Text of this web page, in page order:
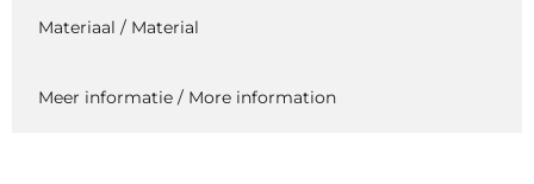
Materiaal / Material
Meer informatie / More information